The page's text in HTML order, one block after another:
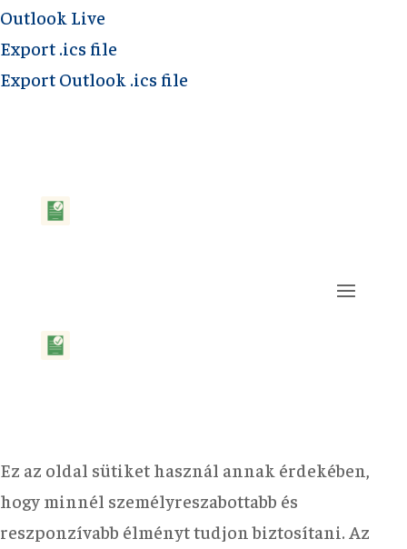
Outlook Live
Export .ics file
Export Outlook .ics file
Ez az oldal sütiket használ annak érdekében,
hogy minnél személyreszabottabb és
reszponzívabb élményt tudjon biztosítani. Az